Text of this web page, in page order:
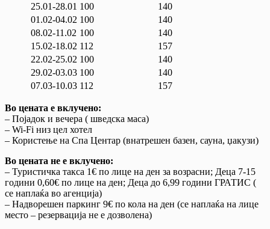
25.01-28.01 100
140
01.02-04.02 100
140
08.02-11.02 100
140
15.02-18.02 112
157
22.02-25.02 100
140
29.02-03.03 100
140
07.03-10.03 112 157
Во цената е вклучено:
– Појадок и вечера ( шведска маса)
– Wi-Fi низ цел хотел
– Користење на Спа Центар (внатрешен базен, сауна, џакузи)
Во цената не е вклучено:
– Туристичка такса 1€ по лице на ден за возрасни; Деца 7-15
години 0,60€ по лице на ден; Деца до 6,99 години ГРАТИС (
се наплаќа во агенција)
– Надворешен паркинг 9€ по кола на ден (се наплаќа на лице
место – резервација не е дозволена)